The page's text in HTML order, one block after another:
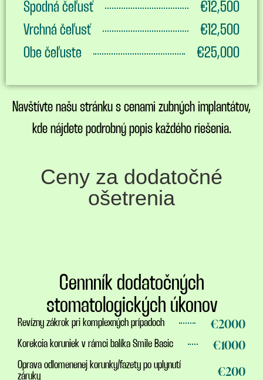
Spodná čeľusť
€12,500
Vrchná čeľusť
€12,500
Obe čeľuste
€25,000
Navštívte našu stránku s cenami zubných implantátov,
kde nájdete podrobný popis každého riešenia.
Ceny za dodatočné
ošetrenia
Cennník dodatočných
stomatologických úkonov
Revízny zákrok pri komplexných prípadoch €2000
Korekcia koruniek v rámci balíka Smile Basic €1000
Oprava odlomenenej korunky/fazety po uplynutí
záruky
€200